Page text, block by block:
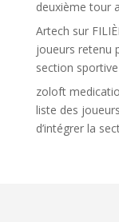
deuxième tour
Artech sur
joueurs retenu
section sportive
zoloft
liste des
d’intégrer la